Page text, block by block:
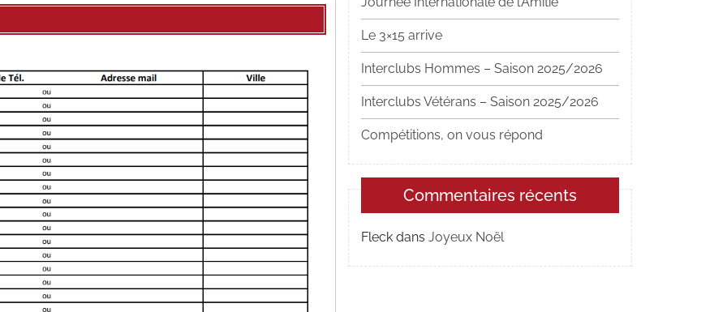
Le 3×15 arrive
Interclubs Hommes – Saison 2025/2026
Interclubs Vétérans – Saison 2025/2026
Compétitions, on vous répond
Commentaires récents
Fleck dans Joyeux Noël